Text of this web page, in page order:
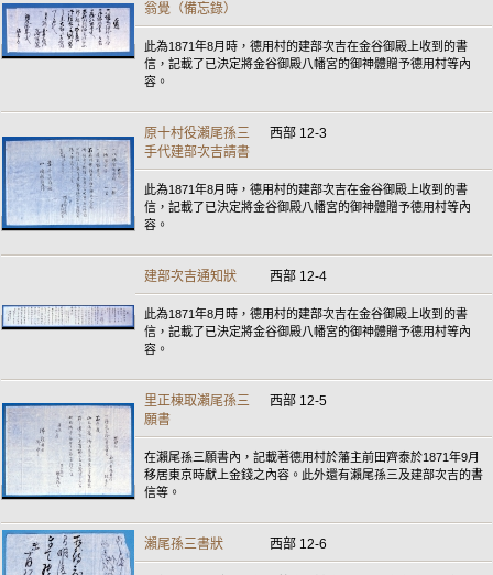
翁覺（備忘錄）
此為1871年8月時，德用村的建部次吉在金谷御殿上收到的書
信，記載了已決定將金谷御殿八幡宮的御神體贈予德用村等內
容。
原十村役瀨尾孫三
手代建部次吉請書
西部 12-3
此為1871年8月時，德用村的建部次吉在金谷御殿上收到的書
信，記載了已決定將金谷御殿八幡宮的御神體贈予德用村等內
容。
建部次吉通知狀 西部 12-4
此為1871年8月時，德用村的建部次吉在金谷御殿上收到的書
信，記載了已決定將金谷御殿八幡宮的御神體贈予德用村等內
容。
里正棟取瀨尾孫三
願書
西部 12-5
在瀨尾孫三願書內，記載著德用村於藩主前田齊泰於1871年9月
移居東京時獻上金錢之內容。此外還有瀨尾孫三及建部次吉的書
信等。
瀨尾孫三書狀 西部 12-6